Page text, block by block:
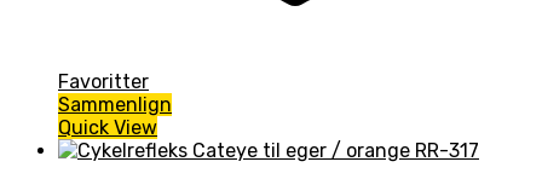
Favoritter
Sammenlign
Quick View